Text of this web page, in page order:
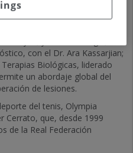
multidisciplinar de Olympia
con el Dr. Ara Kassarjian;
Biológicas, liderado
un abordaje global del
de lesiones.
del tenis, Olympia
Cerrato, que, desde 1999
de la Real Federación